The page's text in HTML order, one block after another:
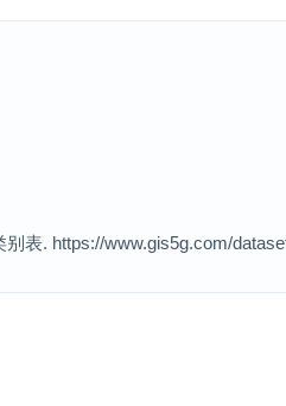
表. https://www.gis5g.com/